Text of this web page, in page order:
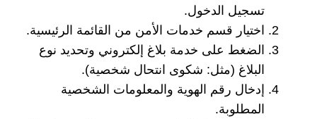
تسجيل الدخول.
اختيار قسم خدمات الأمن من القائمة الرئيسية.
الضغط على خدمة بلاغ إلكتروني وتحديد نوع
البلاغ (مثل: شكوى انتحال شخصية).
إدخال رقم الهوية والمعلومات الشخصية
المطلوبة.